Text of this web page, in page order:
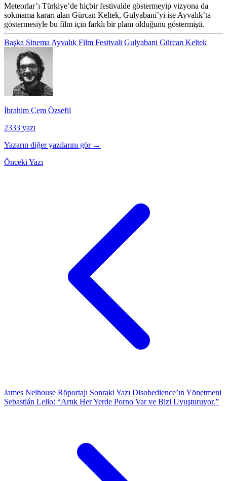
Meteorlar’ı Türkiye’de hiçbir festivalde göstermeyip vizyona da
sokmama kararı alan Gürcan Keltek, Gulyabani’yi ise Ayvalık’ta
göstermesiyle bu film için farklı bir planı olduğunu göstermişti.
Başka Sinema Ayvalık Film Festivali Gulyabani Gürcan Keltek
İbrahim Cem Özsefil
2333 yazı
Yazarın diğer yazılarını gör →
Önceki Yazı
James Neihouse Röportajı Sonraki Yazı Disobedience’ın Yönetmeni
Sebastián Lelio: “Artık Her Yerde Porno Var ve Bizi Uyuşturuyor.”